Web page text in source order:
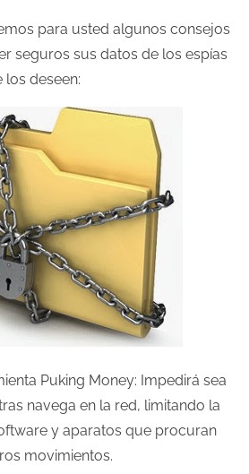
para usted algunos consejos
seguros sus datos de los espías
deseen:
Puking Money: Impedirá sea
navega en la red, limitando la
y aparatos que procuran
movimientos.